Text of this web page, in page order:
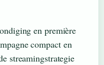
en première
compact en
streamingstrategie